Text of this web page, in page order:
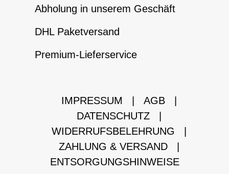
Abholung in unserem Geschäft
DHL Paketversand
Premium-Lieferservice
IMPRESSUM AGB
DATENSCHUTZ
WIDERRUFSBELEHRUNG
ZAHLUNG & VERSAND
ENTSORGUNGSHINWEISE